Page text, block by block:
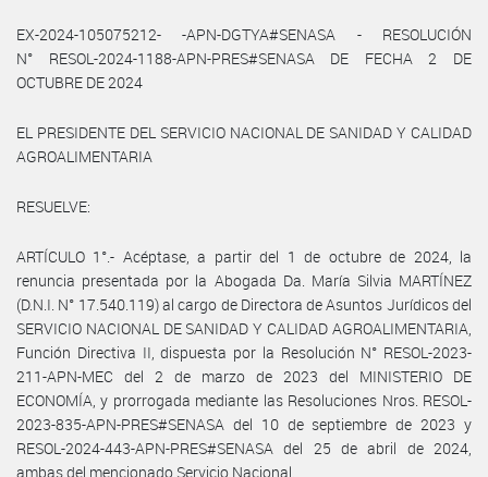
EX-2024-105075212- -APN-DGTYA#SENASA - RESOLUCIÓN
N° RESOL-2024-1188-APN-PRES#SENASA DE FECHA 2 DE
OCTUBRE DE 2024
EL PRESIDENTE DEL SERVICIO NACIONAL DE SANIDAD Y CALIDAD
AGROALIMENTARIA
RESUELVE:
ARTÍCULO 1°.- Acéptase, a partir del 1 de octubre de 2024, la
renuncia presentada por la Abogada Da. María Silvia MARTÍNEZ
(D.N.I. N° 17.540.119) al cargo de Directora de Asuntos Jurídicos del
SERVICIO NACIONAL DE SANIDAD Y CALIDAD AGROALIMENTARIA,
Función Directiva II, dispuesta por la Resolución N° RESOL-2023-
211-APN-MEC del 2 de marzo de 2023 del MINISTERIO DE
ECONOMÍA, y prorrogada mediante las Resoluciones Nros. RESOL-
2023-835-APN-PRES#SENASA del 10 de septiembre de 2023 y
RESOL-2024-443-APN-PRES#SENASA del 25 de abril de 2024,
ambas del mencionado Servicio Nacional.